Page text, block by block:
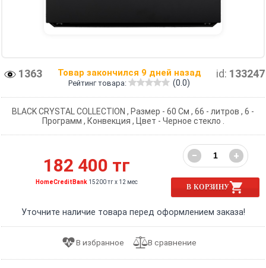
1363 id: 133247
Товар закончился 9 дней назад
Рейтинг товара: (0.0)
BLACK CRYSTAL COLLECTION , Размер - 60 См , 66 - литров , 6 -
Программ , Конвекция , Цвет - Черное стекло .
182 400 тг
HomeCreditBank 15200 тг x 12 мес
− +
В КОРЗИНУ
Уточните наличие товара перед оформлением заказа!